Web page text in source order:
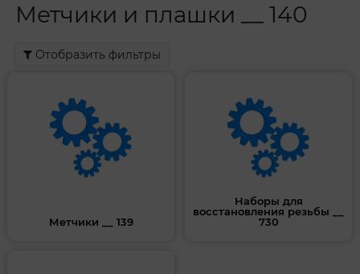
Метчики и плашки __ 140
Отобразить фильтры
Метчики __ 139
Наборы для
восстановления резьбы __
730